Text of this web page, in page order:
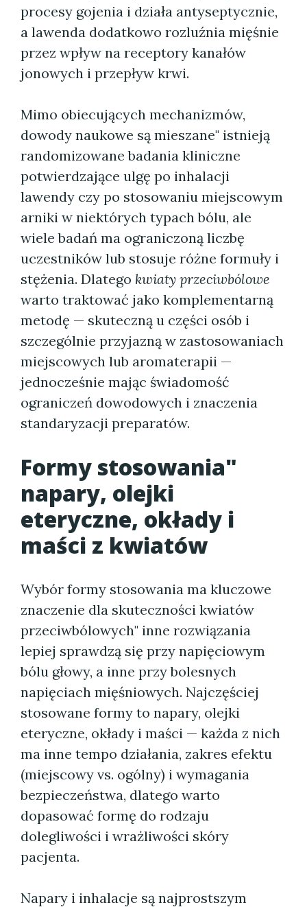
procesy gojenia i działa antyseptycznie,
a lawenda dodatkowo rozluźnia mięśnie
przez wpływ na receptory kanałów
jonowych i przepływ krwi.
Mimo obiecujących mechanizmów,
dowody naukowe są mieszane" istnieją
randomizowane badania kliniczne
potwierdzające ulgę po inhalacji
lawendy czy po stosowaniu miejscowym
arniki w niektórych typach bólu, ale
wiele badań ma ograniczoną liczbę
uczestników lub stosuje różne formuły i
stężenia. Dlatego kwiaty przeciwbólowe
warto traktować jako komplementarną
metodę — skuteczną u części osób i
szczególnie przyjazną w zastosowaniach
miejscowych lub aromaterapii —
jednocześnie mając świadomość
ograniczeń dowodowych i znaczenia
standaryzacji preparatów.
Formy stosowania"
napary, olejki
eteryczne, okłady i
maści z kwiatów
Wybór formy stosowania ma kluczowe
znaczenie dla skuteczności kwiatów
przeciwbólowych" inne rozwiązania
lepiej sprawdzą się przy napięciowym
bólu głowy, a inne przy bolesnych
napięciach mięśniowych. Najczęściej
stosowane formy to napary, olejki
eteryczne, okłady i maści — każda z nich
ma inne tempo działania, zakres efektu
(miejscowy vs. ogólny) i wymagania
bezpieczeństwa, dlatego warto
dopasować formę do rodzaju
dolegliwości i wrażliwości skóry
pacjenta.
Napary i inhalacje są najprostszym